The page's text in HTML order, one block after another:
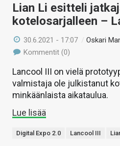
Lian Li esitteli
kotelosarjalleen –
30.6.2021 - 17:07 /Oskari
Kommentit (0)
Lancool III on vielä
valmistaja ole julkistanut
minkäänlaista aikataulua.
Lue lisää
Digital Expo 2.0 Lancool III